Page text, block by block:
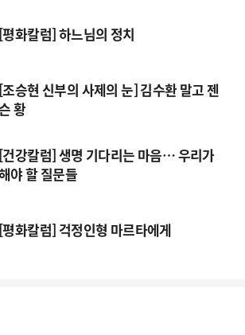
[평화칼럼] 하느님의 정치
[조승현 신부의 사제의 눈] 김수환 말고 젠
황
[건강칼럼] 생명 기다리는 마음… 우리가
야 할 질문들
[평화칼럼] 걱정인형 마르타에게